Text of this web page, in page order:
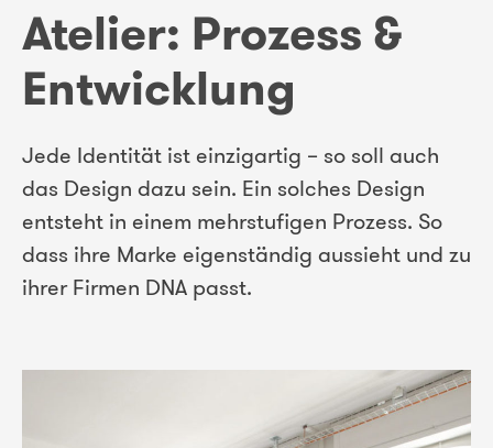
Atelier: Prozess &
Entwicklung
Jede Identität ist einzigartig – so soll auch
das Design dazu sein. Ein solches Design
entsteht in einem mehrstufigen Prozess. So
dass ihre Marke eigenständig aussieht und zu
ihrer Firmen DNA passt.